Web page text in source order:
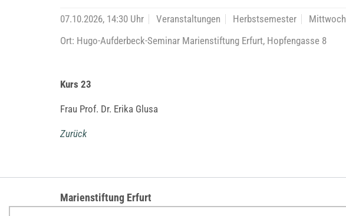
07.10.2026, 14:30 Uhr Veranstaltungen Herbstsemester Mittwoch
Ort: Hugo-Aufderbeck-Seminar Marienstiftung Erfurt, Hopfengasse 8
Kurs 23
Frau Prof. Dr. Erika Glusa
Zurück
Marienstiftung Erfurt